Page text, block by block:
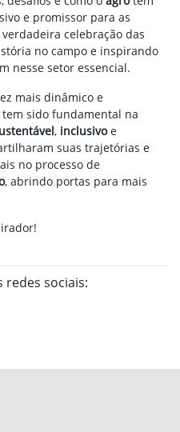
e promissor para as
celebração das
no campo e inspirando
nesse setor essencial.
mais dinâmico e
sido fundamental na
, inclusivoe
suas trajetórias e
no processo de
, abrindo portas para mais
redes sociais: